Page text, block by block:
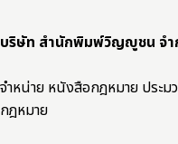
บริษัท สำนักพิมพ์วิญญูชน จ
จำหน่าย หนังสือกฎหมาย ประม
กฎหมาย